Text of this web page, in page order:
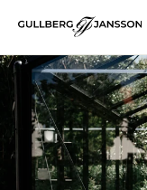
innehållet